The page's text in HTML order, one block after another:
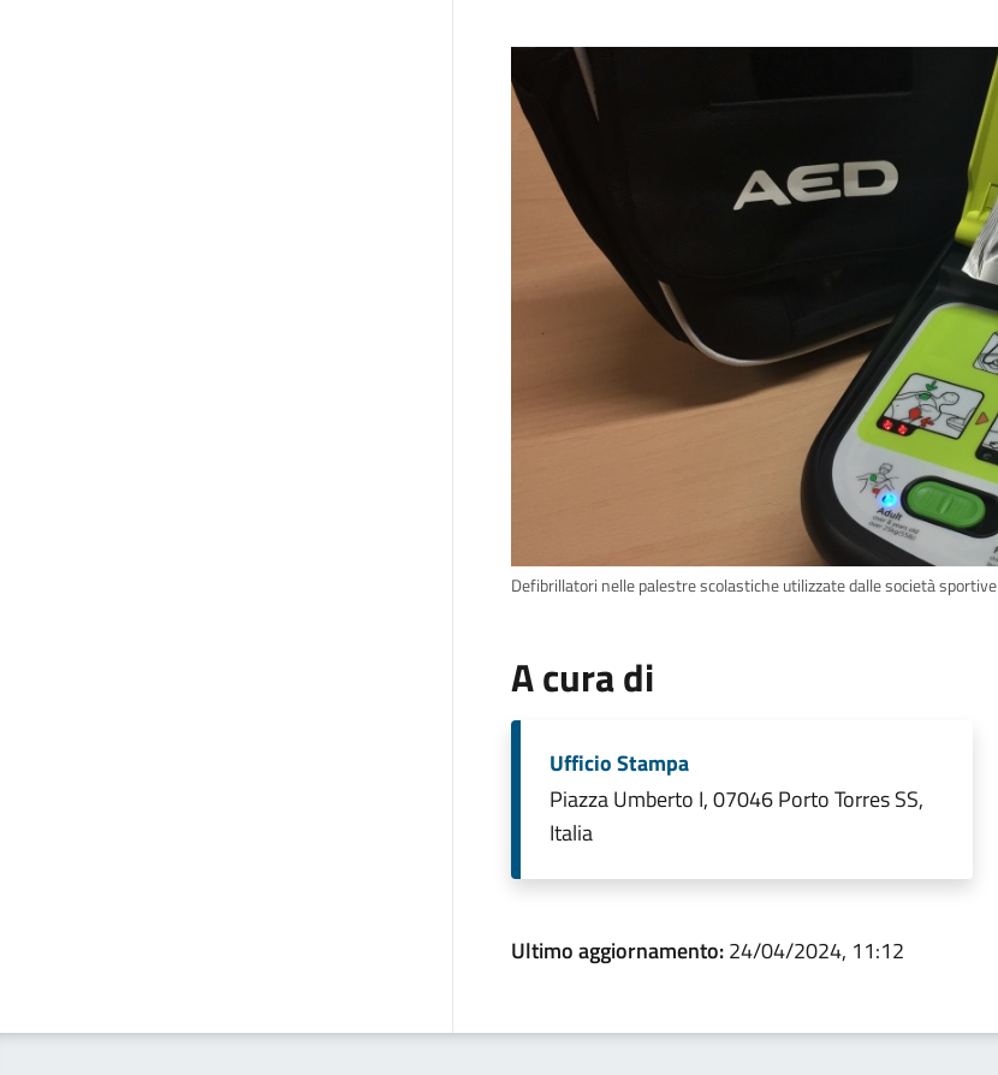
Defibrillatori nelle palestre scolastiche utilizzate dalle società sportive
A cura di
Ufficio Stampa
Piazza Umberto I, 07046 Porto Torres SS,
Italia
Ultimo aggiornamento:24/04/2024, 11:12